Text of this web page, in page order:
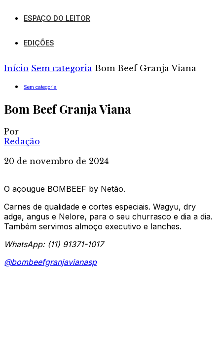
ESPAÇO DO LEITOR
EDIÇÕES
Início Sem categoria Bom Beef Granja Viana
Sem categoria
Bom Beef Granja Viana
Por
Redação
-
20 de novembro de 2024
O açougue BOMBEEF by Netão.
Carnes de qualidade e cortes especiais. Wagyu, dry
adge, angus e Nelore, para o seu churrasco e dia a dia.
Também servimos almoço executivo e lanches.
WhatsApp: (11) 91371-1017
@bombeefgranjavianasp